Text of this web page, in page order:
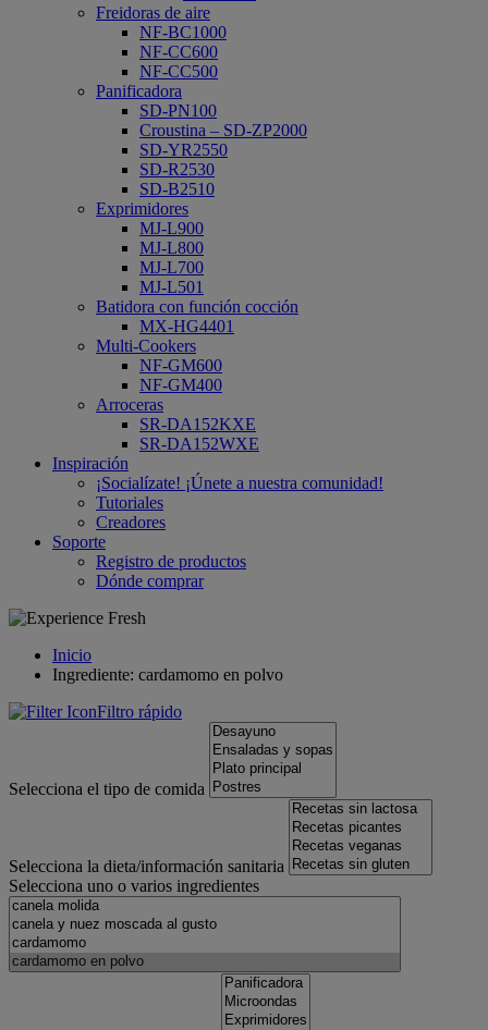
Freidoras de aire
NF-BC1000
NF-CC600
NF-CC500
Panificadora
SD-PN100
Croustina – SD-ZP2000
SD-YR2550
SD-R2530
SD-B2510
Exprimidores
MJ-L900
MJ-L800
MJ-L700
MJ-L501
Batidora con función cocción
MX-HG4401
Multi-Cookers
NF-GM600
NF-GM400
Arroceras
SR-DA152KXE
SR-DA152WXE
Inspiración
¡Socialízate! ¡Únete a nuestra comunidad!
Tutoriales
Creadores
Soporte
Registro de productos
Dónde comprar
Inicio
Ingrediente: cardamomo en polvo
Filtro rápido
Selecciona el tipo de comida
Selecciona la dieta/información sanitaria
Selecciona uno o varios ingredientes